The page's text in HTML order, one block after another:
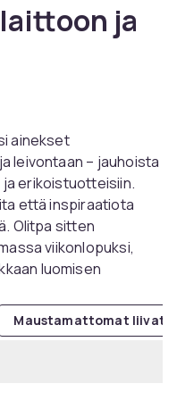
ja
ainekset
leivontaan – jauhoista
ja erikoistuotteisiin.
että inspiraatiota
Olitpa sitten
viikonlopuksi,
luomisen
Maustamattomat